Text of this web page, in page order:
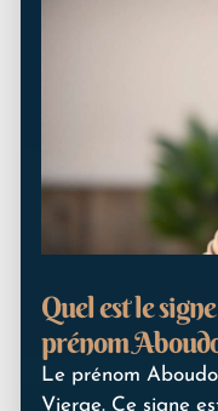
Quel est le
prénom
Le prénom
Vierge. Ce signe